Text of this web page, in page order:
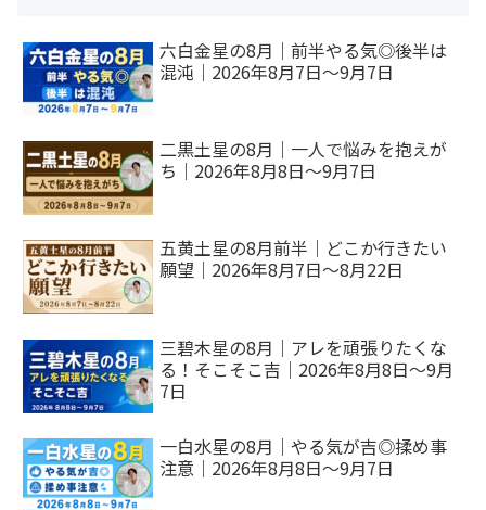
六白金星の8月｜前半やる気◎後半は
混沌｜2026年8月7日～9月7日
二黒土星の8月｜一人で悩みを抱えが
ち｜2026年8月8日～9月7日
五黄土星の8月前半｜どこか行きたい
願望｜2026年8月7日～8月22日
三碧木星の8月｜アレを頑張りたくな
る！そこそこ吉｜2026年8月8日～9月
7日
一白水星の8月｜やる気が吉◎揉め事
注意｜2026年8月8日～9月7日